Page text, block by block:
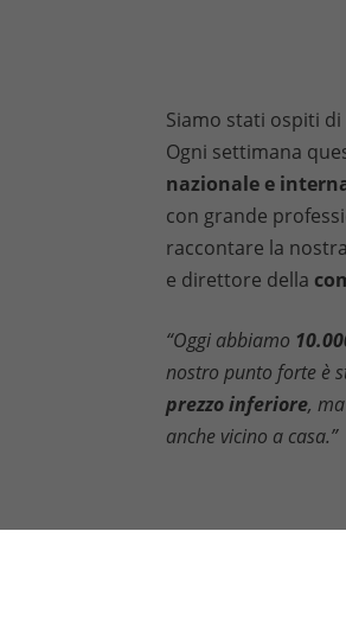
Siamo stati ospiti di
Ogni settimana
nazionale e
con grande
raccontare la
e direttore della
“Oggi abbiamo
nostro punto forte è
prezzo inferiore,
anche vicino a casa.”